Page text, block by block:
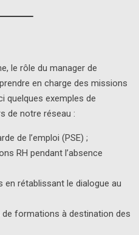
le rôle du manager de
en charge des missions
quelques exemples de
de notre réseau :
de l’emploi (PSE) ;
RH pendant l’absence
en rétablissant le dialogue au
formations à destination des